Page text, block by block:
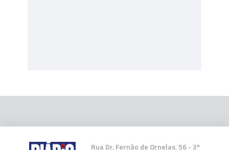
Rua Dr. Fernão de Ornelas, 56 - 3º